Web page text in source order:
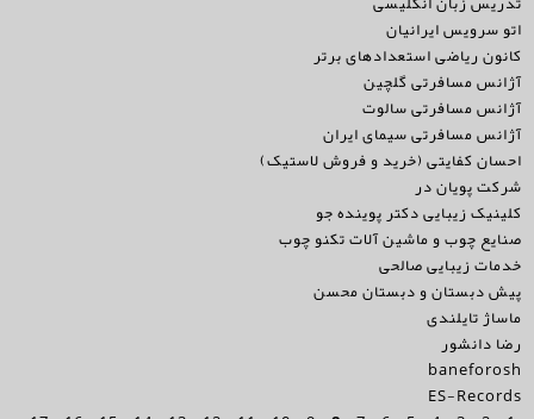
اتو سرویس ایرانیان
کانون ریاضی استعدادهای برتر
آژانس مسافرتی گلچین
آژانس مسافرتی سالوت
آژانس مسافرتی سیمای ایران
احسان کفایتی (خرید و فروش لاستیک)
شرکت پویان در
کلینیک زیبایی دکتر پوینده جو
صنایع چوب و ماشین آلات تکنو چوب
خدمات زیبایی صالحی
پیش دبستان و دبستان محسن
ماساژ تایلندی
رضا دانشور
baneforosh
ES-Records